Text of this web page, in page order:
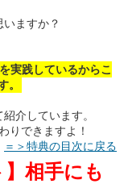
ますか？
実践しているからこ
。
介しています。
りできますよ！
＝＞特典の目次に戻る
相手にも